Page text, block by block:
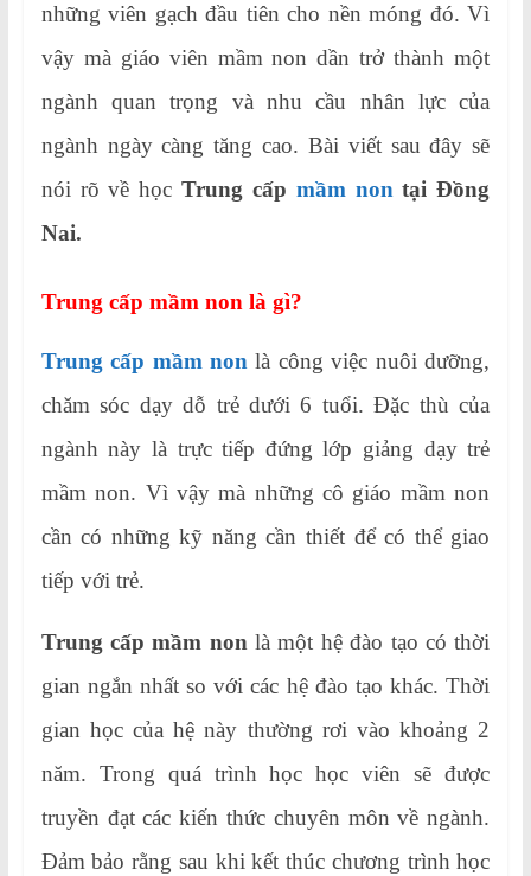
những viên gạch đầu tiên cho nền móng đó. Vì
vậy mà giáo viên mầm non dần trở thành một
ngành quan trọng và nhu cầu nhân lực của
ngành ngày càng tăng cao. Bài viết sau đây sẽ
nói rõ về họcTrung cấp mầm nontại Đồng
Nai.
Trung cấp mầm non là gì?
Trung cấp mầm non là công việc nuôi dưỡng,
chăm sóc dạy dỗ trẻ dưới 6 tuổi. Đặc thù của
ngành này là trực tiếp đứng lớp giảng dạy trẻ
mầm non. Vì vậy mà những cô giáo mầm non
cần có những kỹ năng cần thiết để có thể giao
tiếp với trẻ.
Trung cấp mầm nonlà một hệ đào tạo có thời
gian ngắn nhất so với các hệ đào tạo khác. Thời
gian học của hệ này thường rơi vào khoảng 2
năm. Trong quá trình học học viên sẽ được
truyền đạt các kiến thức chuyên môn về ngành.
Đảm bảo rằng sau khi kết thúc chương trình học